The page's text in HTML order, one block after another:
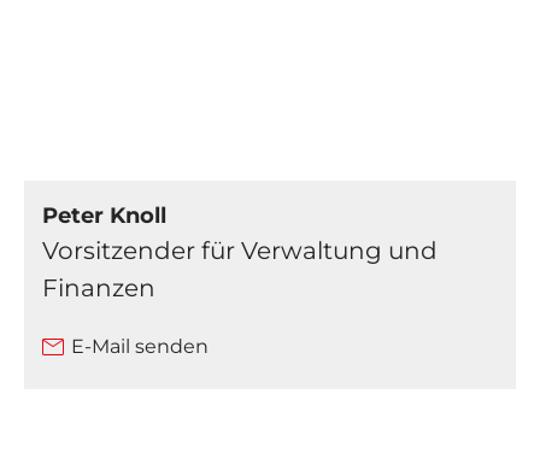
Peter Knoll
Vorsitzender für Verwaltung und
Finanzen
E-Mail senden